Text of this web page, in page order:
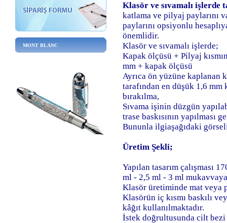
MONT BLANC
Klasör ve sıvamalı işlerde
katlama ve pilyaj paylarını
paylarını opsiyonlu
önemlidir.
Klasör ve sıvamalı işlerde;
Kapak ölçüsü + Pilyaj
mm + kapak ölçüsü
Ayrıca ön yüzüne kaplanan
tarafından en düşük 1,6 mm
bırakılma,
Sıvama işinin düzgün
trase baskısının yapılması
Bununla ilgiaşağıdaki
Üretim Şekli;
Yapılan tasarım çalışması
ml - 2,5 ml - 3 ml mukavvaya
Klasör üretiminde mat veya
Klasörün iç kısmı baskılı
kâğıt kullanılmaktadır.
İstek doğrultusunda cilt bezi